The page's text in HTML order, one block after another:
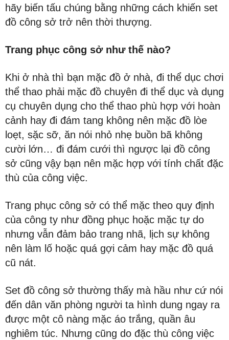
hãy biến tấu chúng bằng những cách khiến set
đồ công sở trở nên thời thượng.
Trang phục công sở như thế nào?
Khi ở nhà thì bạn mặc đồ ở nhà, đi thể dục chơi
thể thao phải mặc đồ chuyên đi thể dục và dụng
cụ chuyên dụng cho thể thao phù hợp với hoàn
cảnh hay đi đám tang không nên mặc đồ lòe
loẹt, sặc sỡ, ăn nói nhỏ nhẹ buồn bã không
cười lớn… đi đám cưới thì ngược lại đồ công
sở cũng vậy bạn nên mặc hợp với tính chất đặc
thù của công việc.
Trang phục công sở có thể mặc theo quy định
của công ty như đồng phục hoặc mặc tự do
nhưng vẫn đảm bảo trang nhã, lịch sự không
nên làm lố hoặc quá gợi cảm hay mặc đồ quá
cũ nát.
Set đồ công sở thường thấy mà hầu như cứ nói
đến dân văn phòng người ta hình dung ngay ra
được một cô nàng mặc áo trắng, quần âu
nghiêm túc. Nhưng cũng do đặc thù công việc